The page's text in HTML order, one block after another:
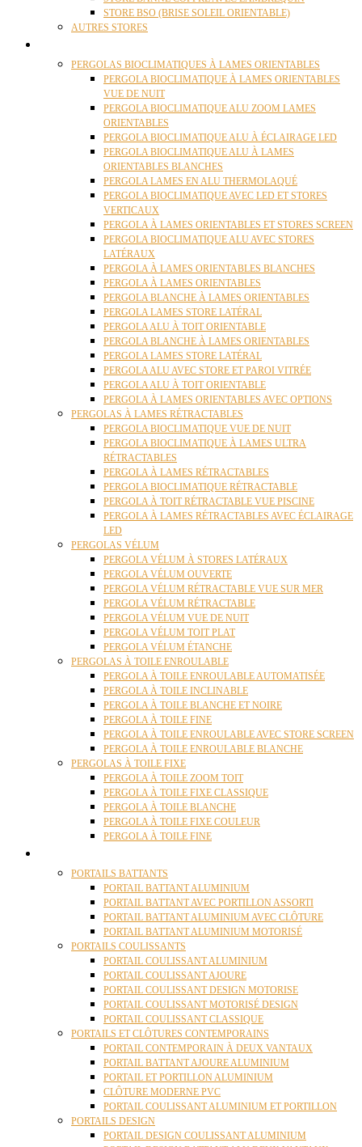
STORE BSO (BRISE SOLEIL ORIENTABLE)
AUTRES STORES
PERGOLAS BIOCLIMATIQUES À LAMES ORIENTABLES
PERGOLA BIOCLIMATIQUE À LAMES ORIENTABLES
VUE DE NUIT
PERGOLA BIOCLIMATIQUE ALU ZOOM LAMES
ORIENTABLES
PERGOLA BIOCLIMATIQUE ALU À ÉCLAIRAGE LED
PERGOLA BIOCLIMATIQUE ALU À LAMES
ORIENTABLES BLANCHES
PERGOLA LAMES EN ALU THERMOLAQUÉ
PERGOLA BIOCLIMATIQUE AVEC LED ET STORES
VERTICAUX
PERGOLA À LAMES ORIENTABLES ET STORES SCREEN
PERGOLA BIOCLIMATIQUE ALU AVEC STORES
LATÉRAUX
PERGOLA À LAMES ORIENTABLES BLANCHES
PERGOLA À LAMES ORIENTABLES
PERGOLA BLANCHE À LAMES ORIENTABLES
PERGOLA LAMES STORE LATÉRAL
PERGOLA ALU À TOIT ORIENTABLE
PERGOLA BLANCHE À LAMES ORIENTABLES
PERGOLA LAMES STORE LATÉRAL
PERGOLA ALU AVEC STORE ET PAROI VITRÉE
PERGOLA ALU À TOIT ORIENTABLE
PERGOLA À LAMES ORIENTABLES AVEC OPTIONS
PERGOLAS À LAMES RÉTRACTABLES
PERGOLA BIOCLIMATIQUE VUE DE NUIT
PERGOLA BIOCLIMATIQUE À LAMES ULTRA
RÉTRACTABLES
PERGOLA À LAMES RÉTRACTABLES
PERGOLA BIOCLIMATIQUE RÉTRACTABLE
PERGOLA À TOIT RÉTRACTABLE VUE PISCINE
PERGOLA À LAMES RÉTRACTABLES AVEC ÉCLAIRAGE
LED
PERGOLAS VÉLUM
PERGOLA VÉLUM À STORES LATÉRAUX
PERGOLA VÉLUM OUVERTE
PERGOLA VÉLUM RÉTRACTABLE VUE SUR MER
PERGOLA VÉLUM RÉTRACTABLE
PERGOLA VÉLUM VUE DE NUIT
PERGOLA VÉLUM TOIT PLAT
PERGOLA VÉLUM ÉTANCHE
PERGOLAS À TOILE ENROULABLE
PERGOLA À TOILE ENROULABLE AUTOMATISÉE
PERGOLA À TOILE INCLINABLE
PERGOLA À TOILE BLANCHE ET NOIRE
PERGOLA À TOILE FINE
PERGOLA À TOILE ENROULABLE AVEC STORE SCREEN
PERGOLA À TOILE ENROULABLE BLANCHE
PERGOLAS À TOILE FIXE
PERGOLA À TOILE ZOOM TOIT
PERGOLA À TOILE FIXE CLASSIQUE
PERGOLA À TOILE BLANCHE
PERGOLA À TOILE FIXE COULEUR
PERGOLA À TOILE FINE
PORTAILS BATTANTS
PORTAIL BATTANT ALUMINIUM
PORTAIL BATTANT AVEC PORTILLON ASSORTI
PORTAIL BATTANT ALUMINIUM AVEC CLÔTURE
PORTAIL BATTANT ALUMINIUM MOTORISÉ
PORTAILS COULISSANTS
PORTAIL COULISSANT ALUMINIUM
PORTAIL COULISSANT AJOURE
PORTAIL COULISSANT DESIGN MOTORISE
PORTAIL COULISSANT MOTORISÉ DESIGN
PORTAIL COULISSANT CLASSIQUE
PORTAILS ET CLÔTURES CONTEMPORAINS
PORTAIL CONTEMPORAIN À DEUX VANTAUX
PORTAIL BATTANT AJOURE ALUMINIUM
PORTAIL ET PORTILLON ALUMINIUM
CLÔTURE MODERNE PVC
PORTAIL COULISSANT ALUMINIUM ET PORTILLON
PORTAILS DESIGN
PORTAIL DESIGN COULISSANT ALUMINIUM